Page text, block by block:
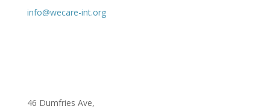
info@wecare-int.org
46 Dumfries Ave,